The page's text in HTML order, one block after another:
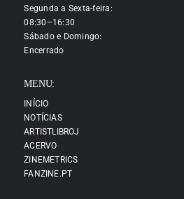
Segunda a Sexta-feira:
08:30–16:30
Sábado e Domingo:
Encerrado
MENU:
INÍCIO
NOTÍCIAS
ARTISTLIBROJ
ACERVO
ZINEMETRICS
FANZINE.PT